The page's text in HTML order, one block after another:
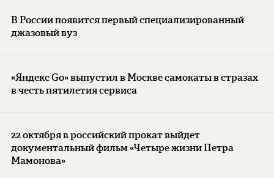
В России появится первый специализированный
джазовый вуз
«Яндекс Go» выпустил в Москве самокаты в стразах
в честь пятилетия сервиса
22 октября в российский прокат выйдет
документальный фильм «Четыре жизни Петра
Мамонова»